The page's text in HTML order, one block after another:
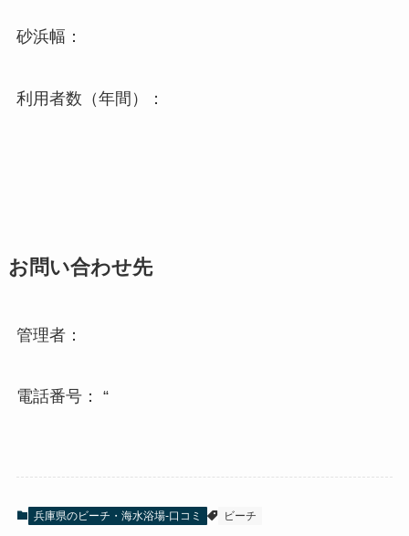
砂浜幅：
利用者数（年間）：
お問い合わせ先
管理者：
電話番号： “
兵庫県のビーチ・海水浴場-口コミ ビーチ